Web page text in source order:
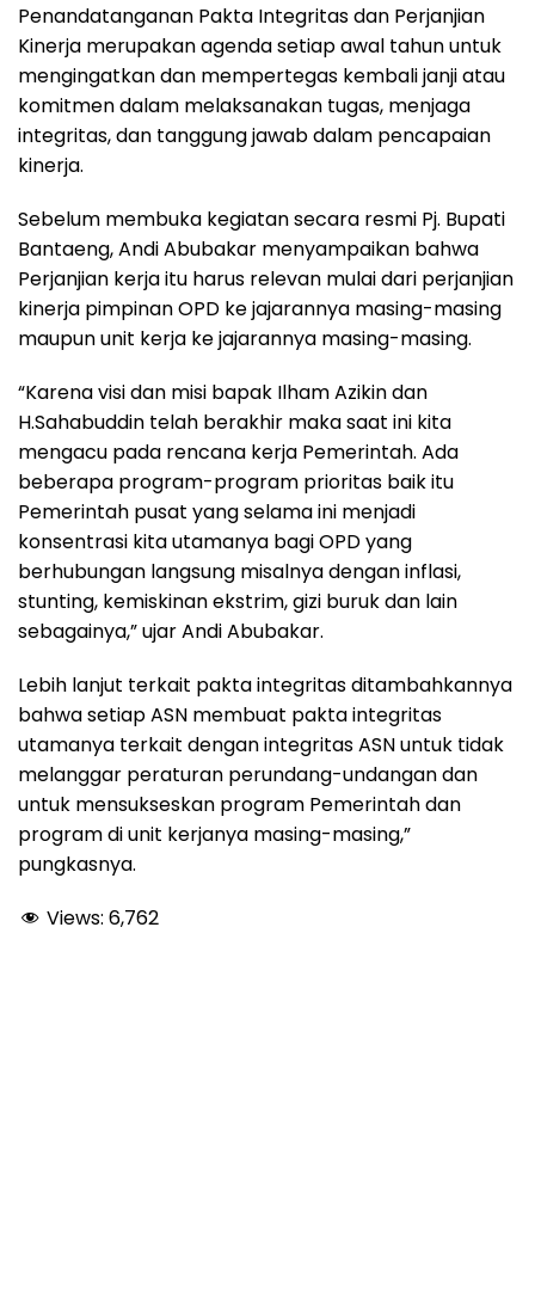
Penandatanganan Pakta Integritas dan Perjanjian
Kinerja merupakan agenda setiap awal tahun untuk
mengingatkan dan mempertegas kembali janji atau
komitmen dalam melaksanakan tugas, menjaga
integritas, dan tanggung jawab dalam pencapaian
kinerja.
Sebelum membuka kegiatan secara resmi Pj. Bupati
Bantaeng, Andi Abubakar menyampaikan bahwa
Perjanjian kerja itu harus relevan mulai dari perjanjian
kinerja pimpinan OPD ke jajarannya masing-masing
maupun unit kerja ke jajarannya masing-masing.
“Karena visi dan misi bapak Ilham Azikin dan
H.Sahabuddin telah berakhir maka saat ini kita
mengacu pada rencana kerja Pemerintah. Ada
beberapa program-program prioritas baik itu
Pemerintah pusat yang selama ini menjadi
konsentrasi kita utamanya bagi OPD yang
berhubungan langsung misalnya dengan inflasi,
stunting, kemiskinan ekstrim, gizi buruk dan lain
sebagainya,” ujar Andi Abubakar.
Lebih lanjut terkait pakta integritas ditambahkannya
bahwa setiap ASN membuat pakta integritas
utamanya terkait dengan integritas ASN untuk tidak
melanggar peraturan perundang-undangan dan
untuk mensukseskan program Pemerintah dan
program di unit kerjanya masing-masing,”
pungkasnya.
Views: 6,762